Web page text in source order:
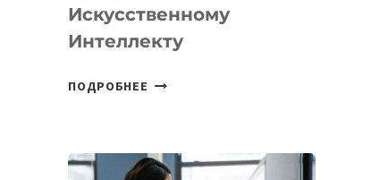
Искусственному
Интеллекту
ПОДРОБНЕЕ
НОВЫЕ